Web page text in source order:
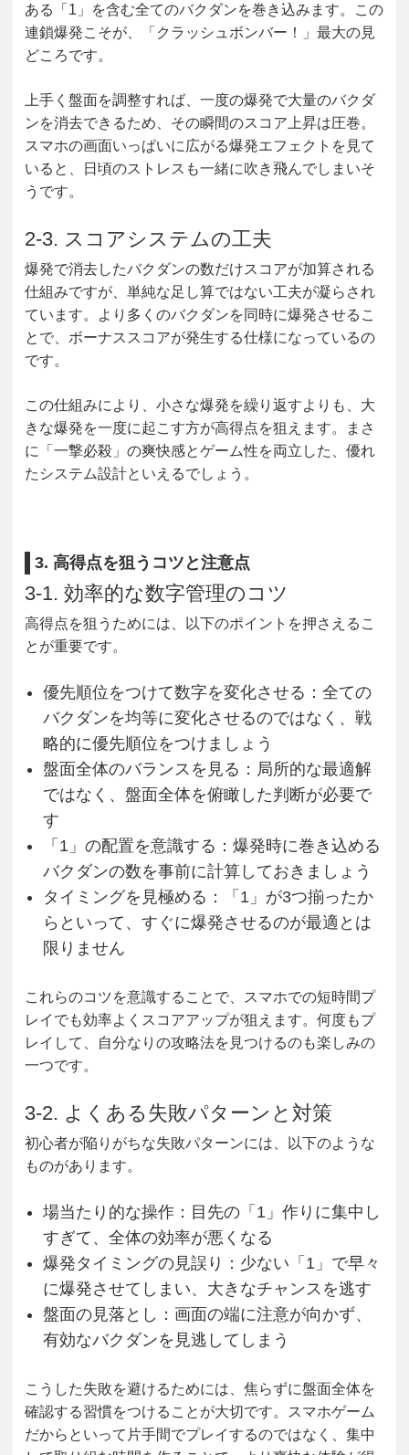
ある「1」を含む全てのバクダンを巻き込みます。この
連鎖爆発こそが、「クラッシュボンバー！」最大の見
どころです。
上手く盤面を調整すれば、一度の爆発で大量のバクダ
ンを消去できるため、その瞬間のスコア上昇は圧巻。
スマホの画面いっぱいに広がる爆発エフェクトを見て
いると、日頃のストレスも一緒に吹き飛んでしまいそ
うです。
2-3. スコアシステムの工夫
爆発で消去したバクダンの数だけスコアが加算される
仕組みですが、単純な足し算ではない工夫が凝らされ
ています。より多くのバクダンを同時に爆発させるこ
とで、ボーナススコアが発生する仕様になっているの
です。
この仕組みにより、小さな爆発を繰り返すよりも、大
きな爆発を一度に起こす方が高得点を狙えます。まさ
に「一撃必殺」の爽快感とゲーム性を両立した、優れ
たシステム設計といえるでしょう。
3. 高得点を狙うコツと注意点
3-1. 効率的な数字管理のコツ
高得点を狙うためには、以下のポイントを押さえるこ
とが重要です。
優先順位をつけて数字を変化させる ：全ての
バクダンを均等に変化させるのではなく、戦
略的に優先順位をつけましょう
盤面全体のバランスを見る ：局所的な最適解
ではなく、盤面全体を俯瞰した判断が必要で
す
「1」の配置を意識する ：爆発時に巻き込める
バクダンの数を事前に計算しておきましょう
タイミングを見極める ：「1」が3つ揃ったか
らといって、すぐに爆発させるのが最適とは
限りません
これらのコツを意識することで、スマホでの短時間プ
レイでも効率よくスコアアップが狙えます。何度もプ
レイして、自分なりの攻略法を見つけるのも楽しみの
一つです。
3-2. よくある失敗パターンと対策
初心者が陥りがちな失敗パターンには、以下のような
ものがあります。
場当たり的な操作 ：目先の「1」作りに集中し
すぎて、全体の効率が悪くなる
爆発タイミングの見誤り ：少ない「1」で早々
に爆発させてしまい、大きなチャンスを逃す
盤面の見落とし ：画面の端に注意が向かず、
有効なバクダンを見逃してしまう
こうした失敗を避けるためには、焦らずに盤面全体を
確認する習慣をつけることが大切です。スマホゲーム
だからといって片手間でプレイするのではなく、集中